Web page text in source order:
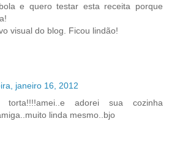
e quero testar esta receita porque
visual do blog. Ficou lindão!
janeiro 16, 2012
adorei sua cozinha
linda mesmo..bjo